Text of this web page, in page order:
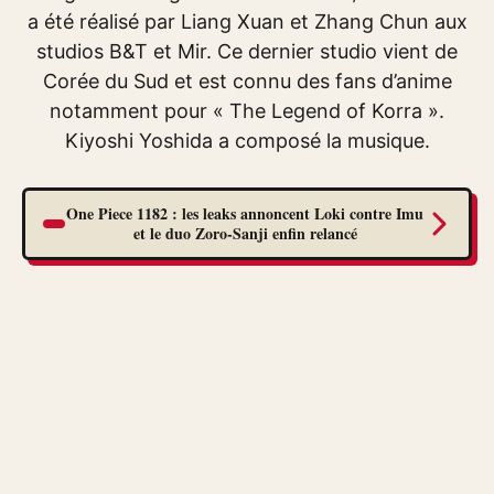
a été réalisé par Liang Xuan et Zhang Chun aux
studios B&T et Mir. Ce dernier studio vient de
Corée du Sud et est connu des fans d’anime
notamment pour « The Legend of Korra ».
Kiyoshi Yoshida a composé la musique.
One Piece 1182 : les leaks annoncent Loki contre Imu
et le duo Zoro-Sanji enfin relancé